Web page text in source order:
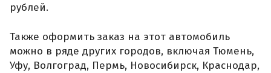
рублей.
Также оформить заказ на этот автомобиль
можно в ряде других городов, включая Тюмень,
Уфу, Волгоград, Пермь, Новосибирск, Краснодар,